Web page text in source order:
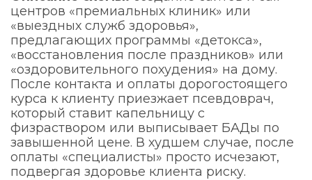
центров «премиальных клиник» или
«выездных служб здоровья»,
предлагающих программы «детокса»,
«восстановления после праздников» или
«оздоровительного похудения» на дому.
После контакта и оплаты дорогостоящего
курса к клиенту приезжает псевдоврач,
который ставит капельницу с
физраствором или выписывает БАДы по
завышенной цене. В худшем случае, после
оплаты «специалисты» просто исчезают,
подвергая здоровье клиента риску.